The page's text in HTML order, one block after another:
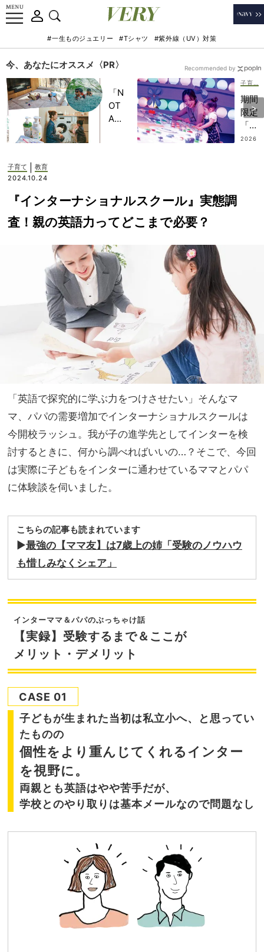
#一生ものジュエリー #Tシャツ #紫外線（UV）対策
今、あなたにオススメ〈PR〉
「N
OT
A
記憶
に一
生残
【極
上の
家族
旅】
を
期間
限定
「ピ
クサ
画の
世界
へ没
入
2026
Recommended by
子育て
教育
2024.10.24
『インターナショナルスクール』実態調
査！親の英語力ってどこまで必要？
「英語で探究的に学ぶ力をつけさせたい」そんなマ
マ、パパの需要増加でインターナショナルスクールは
今開校ラッシュ。我が子の進学先としてインターを検
討するときに、何から調べればいいの…？そこで、今回
は実際に子どもをインターに通わせているママとパパ
に体験談を伺いました。
こちらの記事も読まれています
▶︎最強の【ママ友】は7歳上の姉「受験のノウハウ
も惜しみなくシェア」
インターママ＆パパのぶっちゃけ話
【実録】受験するまで＆ここが
メリット・デメリット
CASE 01
子どもが生まれた当初は私立小へ、と思ってい
たものの
個性をより重んじてくれるインター
を視野に。
両親とも英語はやや苦手だが、
学校とのやり取りは基本メールなので問題なし